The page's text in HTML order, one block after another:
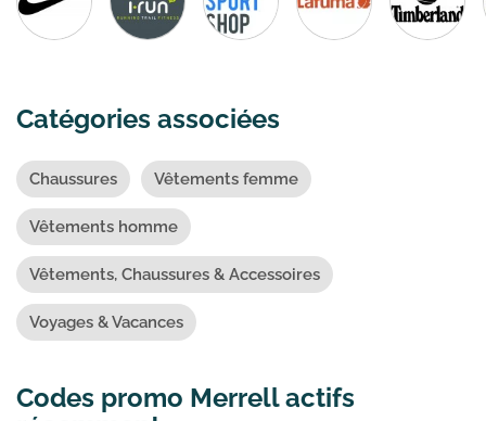
Catégories associées
Chaussures Vêtements femme
Vêtements homme
Vêtements, Chaussures & Accessoires
Voyages & Vacances
Codes promo Merrell actifs